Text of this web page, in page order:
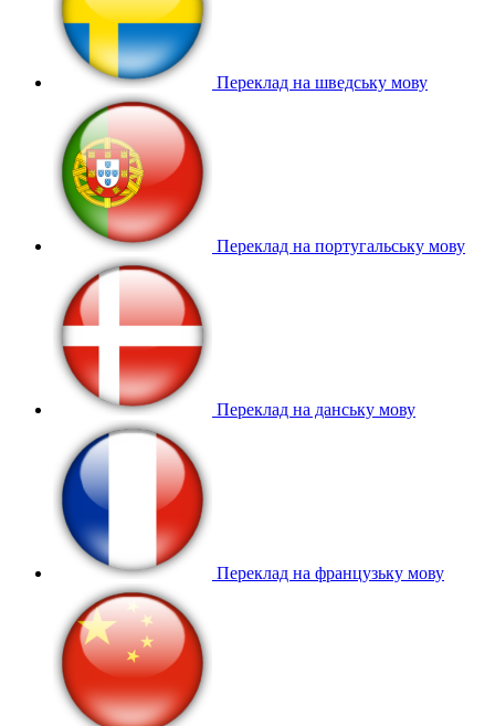
Переклад на шведську мову
Переклад на португальську мову
Переклад на данську мову
Переклад на французьку мову